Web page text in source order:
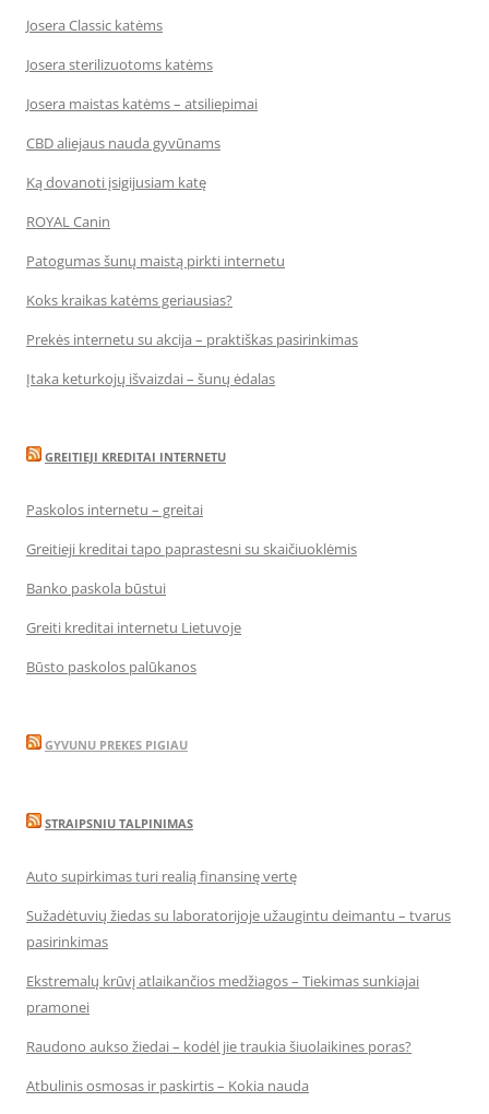
Josera Classic katėms
Josera sterilizuotoms katėms
Josera maistas katėms – atsiliepimai
CBD aliejaus nauda gyvūnams
Ką dovanoti įsigijusiam katę
ROYAL Canin
Patogumas šunų maistą pirkti internetu
Koks kraikas katėms geriausias?
Prekės internetu su akcija – praktiškas pasirinkimas
Įtaka keturkojų išvaizdai – šunų ėdalas
GREITIEJI KREDITAI INTERNETU
Paskolos internetu – greitai
Greitieji kreditai tapo paprastesni su skaičiuoklėmis
Banko paskola būstui
Greiti kreditai internetu Lietuvoje
Būsto paskolos palūkanos
GYVUNU PREKES PIGIAU
STRAIPSNIU TALPINIMAS
Auto supirkimas turi realią finansinę vertę
Sužadėtuvių žiedas su laboratorijoje užaugintu deimantu – tvarus
pasirinkimas
Ekstremalų krūvį atlaikančios medžiagos – Tiekimas sunkiajai
pramonei
Raudono aukso žiedai – kodėl jie traukia šiuolaikines poras?
Atbulinis osmosas ir paskirtis – Kokia nauda